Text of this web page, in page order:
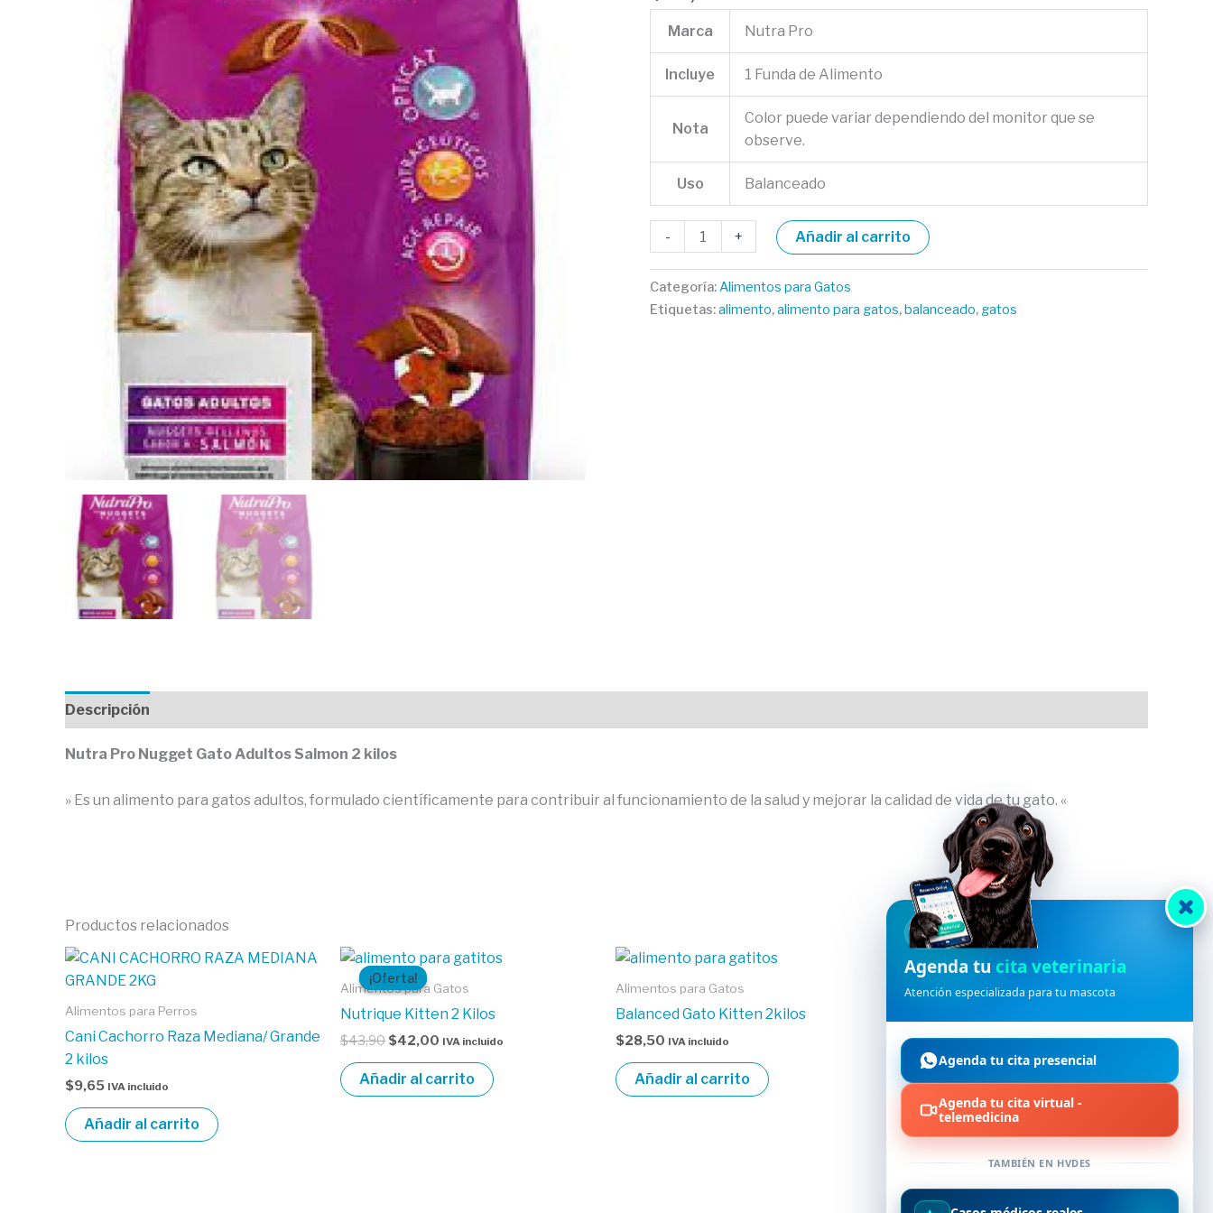
Marca Nutra Pro
Incluye 1 Funda de Alimento
Nota
Color puede variar dependiendo del monitor que se
observe.
Uso Balanceado
-
kilos
cantidad
+ Añadir al carrito
Categoría:Alimentos para Gatos
Etiquetas:alimento,alimento para gatos,balanceado, gatos
Descripción
Nutra Pro Nugget Gato Adultos Salmon 2 kilos
» Es un alimento para gatos adultos, formulado científicamente para contribuir al funcionamiento de la salud y mejorar la calidad de vida de tu gato. «
Productos relacionados
Alimentos para Perros
Cani Cachorro Raza Mediana/ Grande
2 kilos
$9,65 IVA incluido
Añadir al carrito
¡Oferta!
¡Oferta!
Alimentos para Gatos
Nutrique Kitten 2 Kilos
$43,90
El
precio
original
$43,90.
$42,00
El
precio
actual
$42,00.
IVA incluido
Añadir al carrito
Alimentos para Gatos
Balanced Gato Kitten 2kilos
$28,50 IVA incluido
Añadir al carrito
Complete Cachorro Razas Medianas-
Grandes 3 kilos
16,52 IVA incluido
Añadir al carrito
HVDES
Agenda tu cita veterinaria
Atención especializada para tu mascota
Agenda tu cita presencial
Agenda tu cita virtual -
telemedicina
TAMBIÉN EN HVDES